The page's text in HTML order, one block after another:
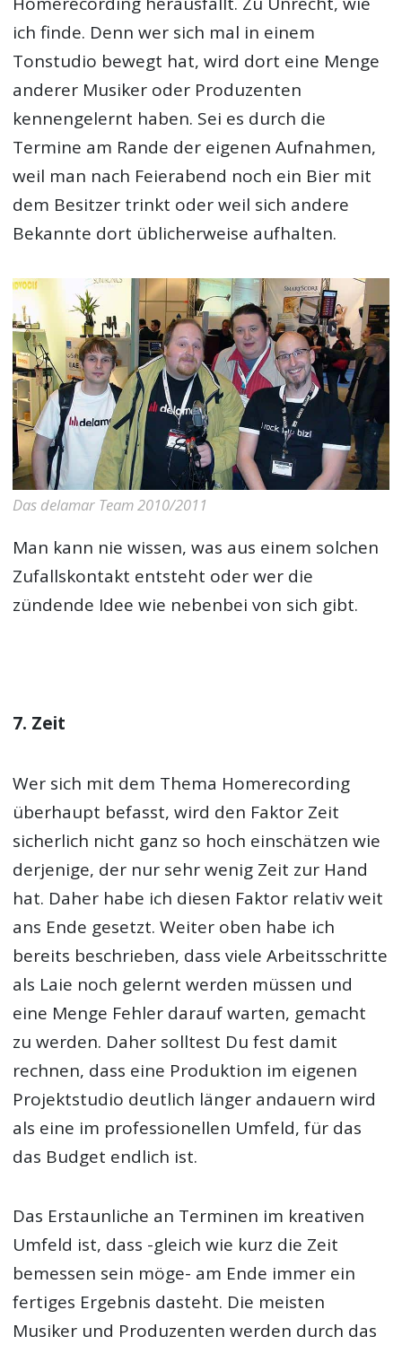
ich finde. Denn wer sich mal in einem
Tonstudio bewegt hat, wird dort eine Menge
anderer Musiker oder Produzenten
kennengelernt haben. Sei es durch die
Termine am Rande der eigenen Aufnahmen,
weil man nach Feierabend noch ein Bier mit
dem Besitzer trinkt oder weil sich andere
Bekannte dort üblicherweise aufhalten.
Das delamar Team 2010/2011
Man kann nie wissen, was aus einem solchen
Zufallskontakt entsteht oder wer die
zündende Idee wie nebenbei von sich gibt.
7. Zeit
Wer sich mit dem Thema Homerecording
überhaupt befasst, wird den Faktor Zeit
sicherlich nicht ganz so hoch einschätzen wie
derjenige, der nur sehr wenig Zeit zur Hand
hat. Daher habe ich diesen Faktor relativ weit
ans Ende gesetzt. Weiter oben habe ich
bereits beschrieben, dass viele Arbeitsschritte
als Laie noch gelernt werden müssen und
eine Menge Fehler darauf warten, gemacht
zu werden. Daher solltest Du fest damit
rechnen, dass eine Produktion im eigenen
Projektstudio deutlich länger andauern wird
als eine im professionellen Umfeld, für das
das Budget endlich ist.
Das Erstaunliche an Terminen im kreativen
Umfeld ist, dass -gleich wie kurz die Zeit
bemessen sein möge- am Ende immer ein
fertiges Ergebnis dasteht. Die meisten
Musiker und Produzenten werden durch das